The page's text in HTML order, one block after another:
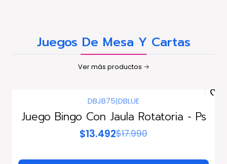
Juegos De Mesa Y Cartas
Ver más productos
DBJB75|DBLUE
Juego Bingo Con Jaula Rotatoria - Ps
$13.492$17.990